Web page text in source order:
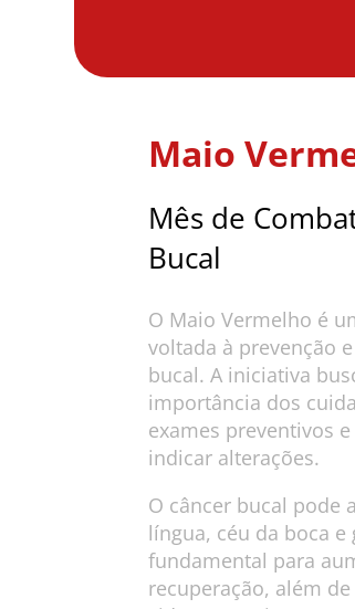
Maio
Mês de
Bucal
O Maio Vermelho é
voltada à prevenção
bucal. A iniciativa
importância dos
exames preventivos
indicar alterações.
O câncer bucal pode
língua, céu da boca
fundamental para
recuperação, além